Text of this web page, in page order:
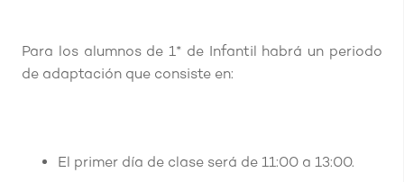
Para los alumnos de 1* de Infantil habrá un periodo
de adaptación que consiste en:
El primer día de clase será de 11:00 a 13:00.